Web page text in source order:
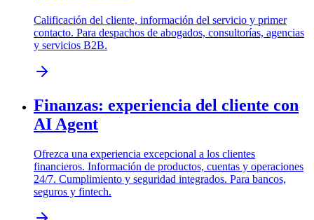
Calificación del cliente, información del servicio y primer
contacto. Para despachos de abogados, consultorías, agencias
y servicios B2B.
Finanzas: experiencia del cliente con
AI Agent
Ofrezca una experiencia excepcional a los clientes
financieros. Información de productos, cuentas y operaciones
24/7. Cumplimiento y seguridad integrados. Para bancos,
seguros y fintech.